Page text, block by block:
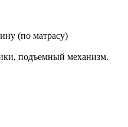
(по матрасу)
подъемный механизм.